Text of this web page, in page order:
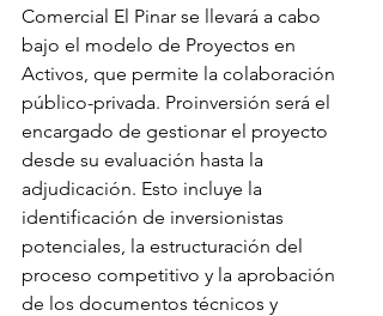
Comercial El Pinar se llevará a cabo
bajo el modelo de Proyectos en
Activos, que permite la colaboración
público-privada. Proinversión será el
encargado de gestionar el proyecto
desde su evaluación hasta la
adjudicación. Esto incluye la
identificación de inversionistas
potenciales, la estructuración del
proceso competitivo y la aprobación
de los documentos técnicos y